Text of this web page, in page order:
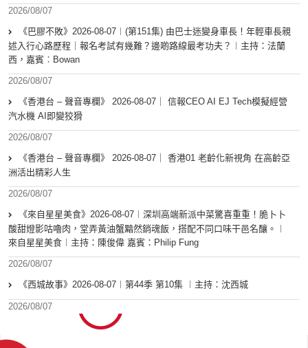
2026/08/07
《巴膠不敗》2026-08-07︱(第151集) 由巴士迷變身車長！年輕車長親
述入行心路歷程｜報名考試有幾難？邊啲路線最考功夫？︱主持：法蘭
西，嘉賓︰Bowan
2026/08/07
《香港台 – 聲音專欄》 2026-08-07｜ 信報CEO AI EJ Tech模擬經營
汽水機 AI即變狡猾
2026/08/07
《香港台 – 聲音專欄》 2026-08-07｜ 香港01 老齡化新視角 在高齡亞
洲活出精彩人生
2026/08/07
《來自星星美食》2026-08-07︱深圳高端新派中菜驚喜重重！脆卜卜
酸甜燈影咕嚕肉，堂弄黃油蟹黯然銷魂飯，搭配不同口味干邑名釀。︱
來自星星美食︱主持：陳俊偉 嘉賓：Philip Fung
2026/08/07
《西城故事》2026-08-07︱第44季 第10集 ︱主持：沈西城
2026/08/07